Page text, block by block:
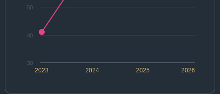
2024 2026
2023 2025
30
40
50